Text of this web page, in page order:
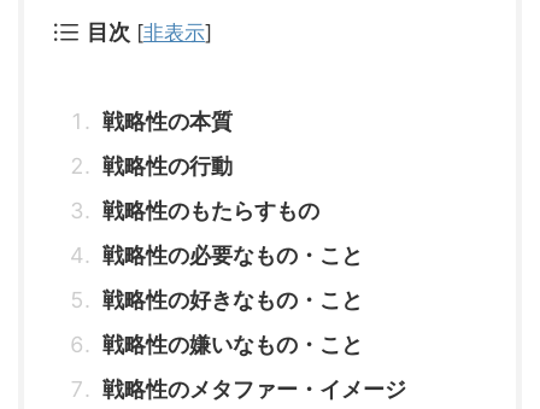
目次 [非表示]
戦略性の本質
戦略性の行動
戦略性のもたらすもの
戦略性の必要なもの・こと
戦略性の好きなもの・こと
戦略性の嫌いなもの・こと
戦略性のメタファー・イメージ